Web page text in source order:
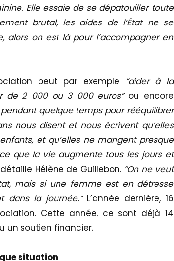
Elle essaie de se dépatouiller toute
brutal, les aides de l’État ne se
on est là pour l’accompagner en
peut par exemple “aider à la
de 2 000 ou 3 000 euros”ou encore
quelque temps pour rééquilibrer
nous disent et nous écrivent qu’elles
et qu’elles ne mangent presque
que la vie augmente tous les jours et
Hélène de Guillebon. “On ne veut
mais si une femme est en détresse
dans la journée.”L’année dernière, 16
Cette année, ce sont déjà 14
un soutien financier.
situation